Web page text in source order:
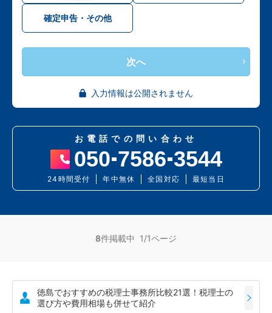
確定申告・その他
次へ
入力情報は公開されません
お電話での問い合わせ
050 7586 3544
24時間受付 年中無休 全国対応 最短当日
8件掲載中 1/1ページ
徳島でおすすめの税理士事務所比較21選！税理士の
選び方や費用相場も併せて紹介